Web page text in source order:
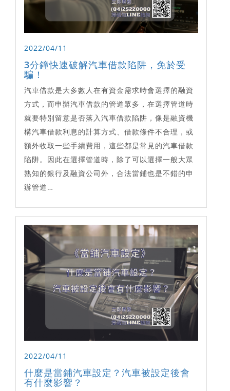
2022/04/11
3分鐘快速破解汽車借款陷阱，免於受
騙！
汽車借款是大多數人在有資金需求時會選擇的融資
方式，而申辦汽車借款的管道眾多，在選擇管道時
就要特別留意是否落入汽車借款陷阱，像是融資機
構汽車借款利息的計算方式、借款條件不合理，或
額外收取一些手續費用，這些都是常見的汽車借款
陷阱。因此在選擇管道時，除了可以選擇一般大眾
熟知的銀行及融資公司外，合法當鋪也是不錯的申
辦管道…
2022/04/11
什麼是當鋪汽車設定？汽車被設定後會
有什麼影響？